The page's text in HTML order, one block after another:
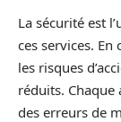
La sécurité est
ces services.
les risques
réduits.
des erreurs de